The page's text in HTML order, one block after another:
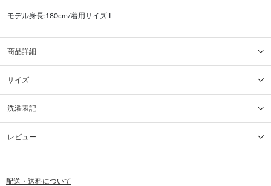
モデル身長:180cm/着用サイズ:L
商品詳細
サイズ
洗濯表記
レビュー
配送・送料について